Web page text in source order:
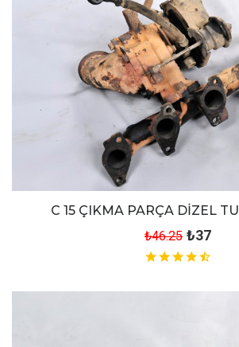
C 15 ÇIKMA PARÇA DİZEL
₺46.25 ₺37